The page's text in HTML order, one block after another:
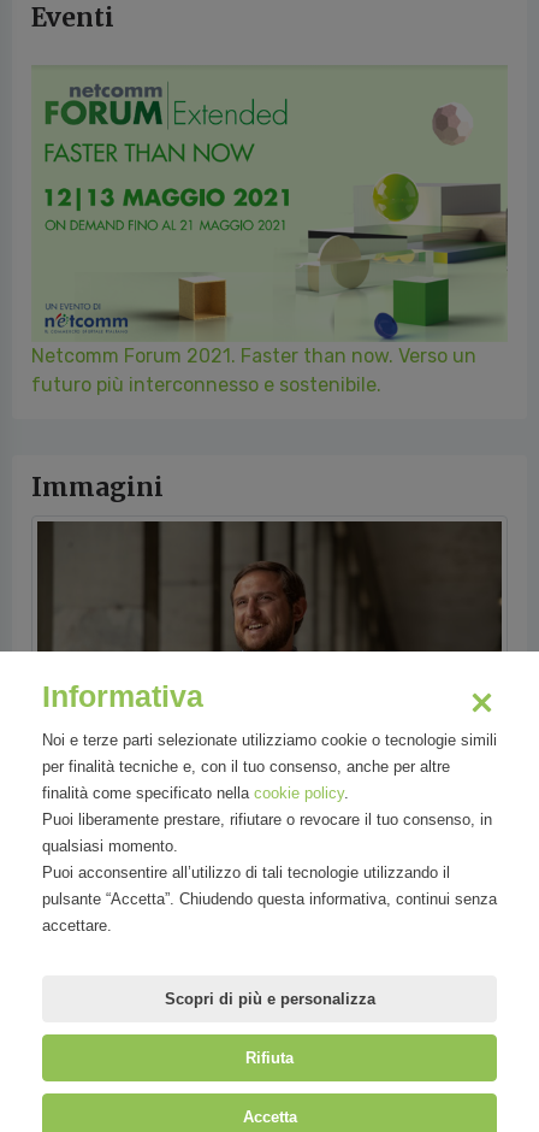
Eventi
Netcomm Forum 2021. Faster than now. Verso un
futuro più interconnesso e sostenibile.
Immagini
Settori
Mirandola Comunicazione S.r.l.| P.IVA IT09580130962 | Cap. Soc.
Informativa
Noi e terze parti selezionate utilizziamo cookie o tecnologie simili
per finalità tecniche e, con il tuo consenso, anche per altre
finalità come specificato nella cookie policy.
Puoi liberamente prestare, rifiutare o revocare il tuo consenso, in
qualsiasi momento.
Puoi acconsentire all’utilizzo di tali tecnologie utilizzando il
pulsante “Accetta”. Chiudendo questa informativa, continui senza
accettare.
Scopri di più e personalizza
Rifiuta
Accetta